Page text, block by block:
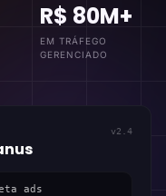
R$ 80M+
EM TRÁFEGO
GERENCIADO
v2.4
ads